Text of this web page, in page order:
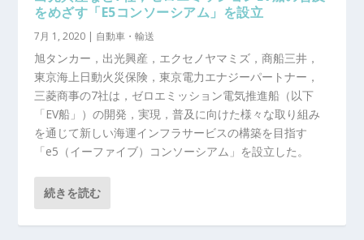
をめざす「E5コンソーシアム」を設立
7月 1, 2020 | 自動車・輸送
旭タンカー，出光興産，エクセノヤマミズ，商船三井，
東京海上日動火災保険，東京電力エナジーパートナー，
三菱商事の7社は，ゼロエミッション電気推進船（以下
「EV船」）の開発，実現，普及に向けた様々な取り組み
を通じて新しい海運インフラサービスの構築を目指す
「e5（イーファイブ）コンソーシアム」を設立した。
続きを読む